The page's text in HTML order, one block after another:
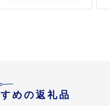
めの返礼品